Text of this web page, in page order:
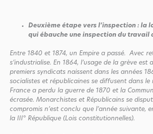
Deuxième étape vers l’inspection : la
qui ébauche une inspection du travail
Entre 1840 et 1874, un Empire a passé. Avec
s’industrialise. En 1864, l’usage de la grève est
premiers syndicats naissent dans les années
socialistes et républicaines se diffusent dans le
France a perdu la guerre de 1870 et la
écrasée. Monarchistes et Républicains se
compromis n’est conclu que l’année suivante,
la III° République (Lois constitutionnelles).